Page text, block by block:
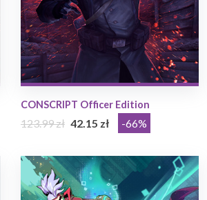
CONSCRIPT Officer Edition
123.99 zł 42.15 zł -66%